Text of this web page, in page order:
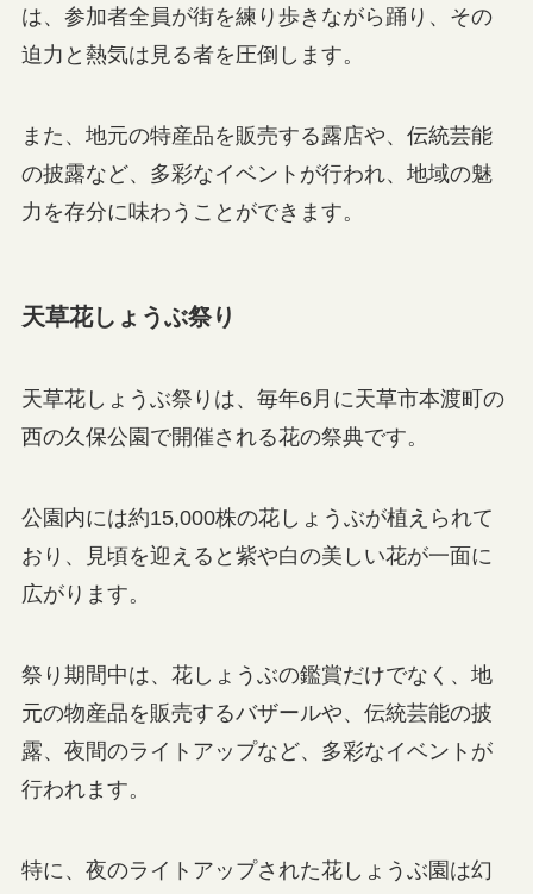
は、参加者全員が街を練り歩きながら踊り、その
迫力と熱気は見る者を圧倒します。
また、地元の特産品を販売する露店や、伝統芸能
の披露など、多彩なイベントが行われ、地域の魅
力を存分に味わうことができます。
天草花しょうぶ祭り
天草花しょうぶ祭りは、毎年6月に天草市本渡町の
西の久保公園で開催される花の祭典です。
公園内には約15,000株の花しょうぶが植えられて
おり、見頃を迎えると紫や白の美しい花が一面に
広がります。
祭り期間中は、花しょうぶの鑑賞だけでなく、地
元の物産品を販売するバザールや、伝統芸能の披
露、夜間のライトアップなど、多彩なイベントが
行われます。
特に、夜のライトアップされた花しょうぶ園は幻